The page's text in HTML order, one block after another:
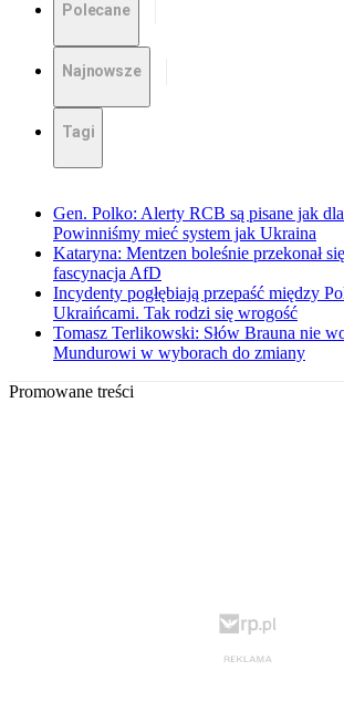
Polecane
Najnowsze
Tagi
Gen. Polko: Alerty RCB są pisane jak
Powinniśmy mieć system jak Ukraina
Kataryna: Mentzen boleśnie przekonał
fascynacja AfD
Incydenty pogłębiają przepaść między
Ukraińcami. Tak rodzi się wrogość
Tomasz Terlikowski: Słów Brauna nie
Mundurowi w wyborach do zmiany
Promowane treści